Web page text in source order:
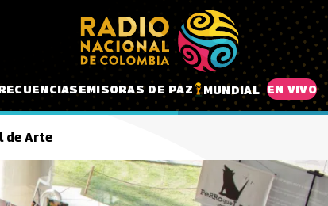
EMISORAS DE PAZ MUNDIAL EN VIVO
de Arte